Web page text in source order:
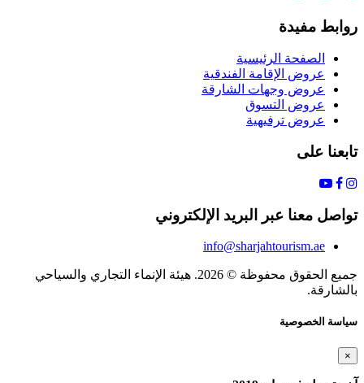
روابط مفيدة
الصفحة الرئيسية
عروض الإقامة الفندقية
عروض وجهات الشارقة
عروض التسوق
عروض ترفيهية
تابعنا على
تواصل معنا عبر البريد الإلكتروني
info@sharjahtourism.ae
جميع الحقوق محفوظة © 2026. هيئة الإنماء التجاري والسياحي
بالشارقة.
سياسة الخصوصية
×